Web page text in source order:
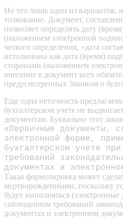
Но это лишь один из вариантов,
толкование. Документ,
позволяет определять дату
(наложением электронной
четкого определения, «дата
истолкована как дата (время)
сторонами (наложением
внесение в документ всех
предусмотренных Законом о
Еще одна неточность
бухгалтерском учете не
документам. Буквально этот
«Первичные документы,
электронной форме,
бухгалтерском учете
требований
документах и
Такая формулировка может
мертворожденными, поскольку
будут выполняться
соблюдением требований
документах и ​​электронном